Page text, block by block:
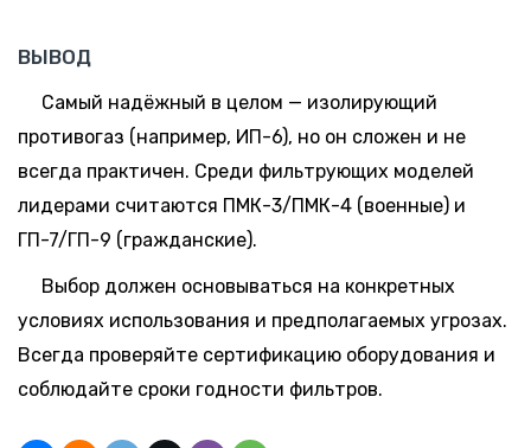
ВЫВОД
Самый надёжный в целом — изолирующий
противогаз (например, ИП-6), но он сложен и не
всегда практичен. Среди фильтрующих моделей
лидерами считаются ПМК-3/ПМК-4 (военные) и
ГП-7/ГП-9 (гражданские).
Выбор должен основываться на конкретных
условиях использования и предполагаемых угрозах.
Всегда проверяйте сертификацию оборудования и
соблюдайте сроки годности фильтров.